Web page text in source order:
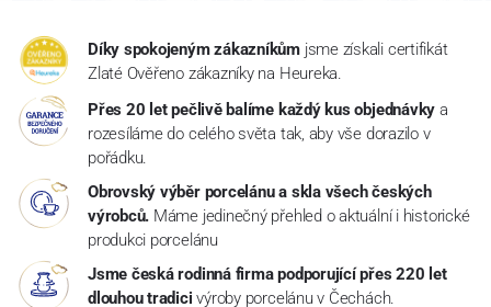
Díky spokojeným zákazníkům jsme získali certifikát
Zlaté Ověřeno zákazníky na Heureka.
Přes 20 let pečlivě balíme každý kus objednávky a
rozesíláme do celého světa tak, aby vše dorazilo v
pořádku.
Obrovský výběr porcelánu a skla všech českých
výrobců. Máme jedinečný přehled o aktuální i historické
produkci porcelánu
Jsme česká rodinná firma podporující přes 220 let
dlouhou tradici výroby porcelánu v Čechách.